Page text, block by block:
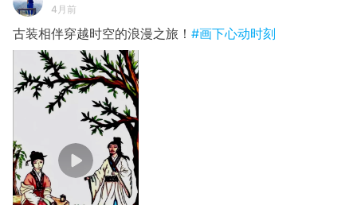
4月前
古装相伴穿越时空的浪漫之旅！ #画下心动时刻